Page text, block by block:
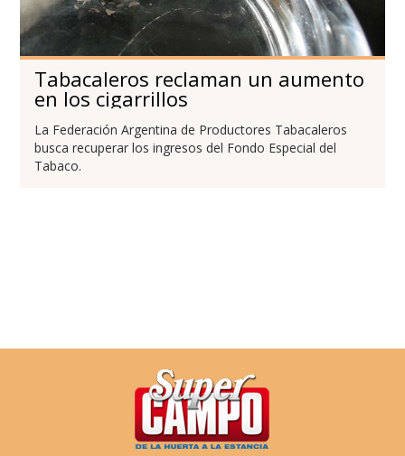
Tabacaleros reclaman un aumento
en los cigarrillos
La Federación Argentina de Productores Tabacaleros
busca recuperar los ingresos del Fondo Especial del
Tabaco.